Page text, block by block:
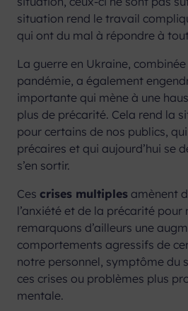
situation rend le travail
qui ont du mal à répondre à
La guerre en Ukraine,
pandémie, a également
importante qui mène à une
plus de précarité. Cela rend la
pour certains de nos publics,
précaires et qui aujourd’hui se
s’en sortir.
Ces crises multiples amènent
l’anxiété et de la précarité pour
remarquons d’ailleurs une
comportements agressifs de
notre personnel, symptôme du
ces crises ou problèmes plus
mentale.